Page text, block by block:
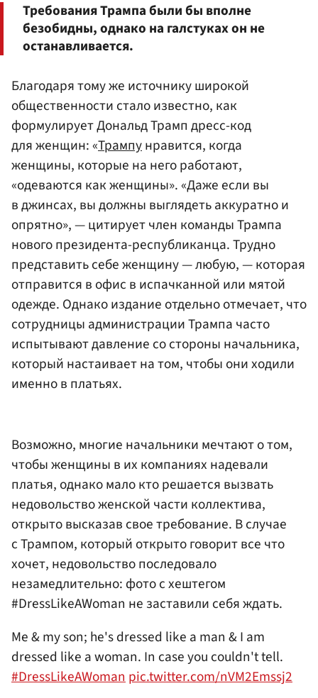
Требования Трампа были бы вполне
безобидны, однако на галстуках он не
останавливается.
Благодаря тому же источнику широкой
общественности стало известно, как
формулирует Дональд Трамп дресс-код
для женщин: «Трампунравится, когда
женщины, которые на него работают,
«одеваются как женщины». «Даже если вы
в джинсах, вы должны выглядеть аккуратно и
опрятно», — цитирует член команды Трампа
нового президента-республиканца. Трудно
представить себе женщину — любую, — которая
отправится в офис в испачканной или мятой
одежде. Однако издание отдельно отмечает, что
сотрудницы администрации Трампа часто
испытывают давление со стороны начальника,
который настаивает на том, чтобы они ходили
именно в платьях.
Возможно, многие начальники мечтают о том,
чтобы женщины в их компаниях надевали
платья, однако мало кто решается вызвать
недовольство женской части коллектива,
открыто высказав свое требование. В случае
с Трампом, который открыто говорит все что
хочет, недовольство последовало
незамедлительно: фото с хештегом
#DressLikeAWoman не заставили себя ждать.
Me & my son; he's dressed like a man & I am
dressed like a woman. In case you couldn't tell.
#DressLikeAWomanpic.twitter.com/nVM2Emssj2